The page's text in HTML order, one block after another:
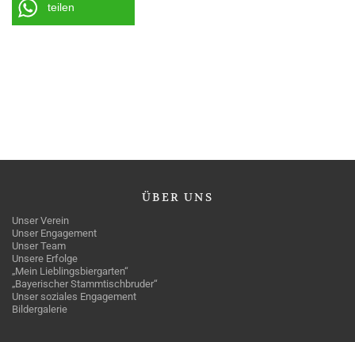
teilen
ÜBER UNS
Unser Verein
Unser Engagement
Unser Team
Unsere Erfolge
„Mein Lieblingsbiergarten“
„Bayerischer Stammtischbruder“
Unser soziales Engagement
Bildergalerie